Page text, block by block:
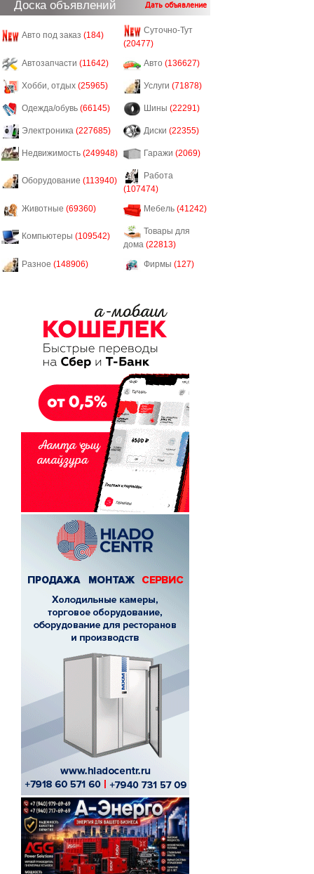
Доска объявлений Дать объявление
Авто под заказ (184)
Суточно-Тут
(20477)
Автозапчасти (11642) Авто (136627)
Хобби, отдых (25965) Услуги (71878)
Одежда/обувь (66145) Шины (22291)
Электроника (227685) Диски (22355)
Недвижимость (249948) Гаражи (2069)
Оборудование (113940)
Работа
(107474)
Животные (69360) Мебель (41242)
Компьютеры (109542)
Товары для
дома (22813)
Разное (148906) Фирмы (127)